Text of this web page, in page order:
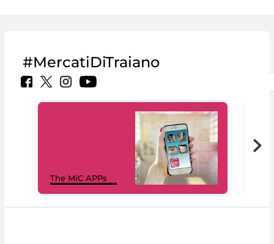
#MercatiDiTraiano
The MiC APPs